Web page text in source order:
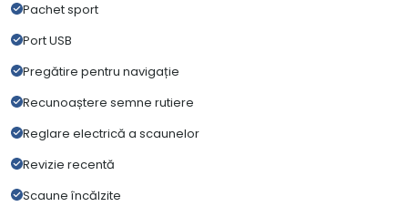
Pachet sport
Port USB
Pregătire pentru navigație
Recunoaștere semne rutiere
Reglare electrică a scaunelor
Revizie recentă
Scaune încălzite